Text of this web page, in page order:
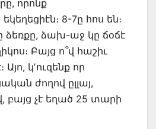
որոնք
8-7ը հոս են։
ձեռքը, ձախ-աջ կը ճօճէ
Բայց ո՞վ հաշիւ
կʼուզենք որ
ժողով ըլլայ,
բայց չէ եղած 25 տարի